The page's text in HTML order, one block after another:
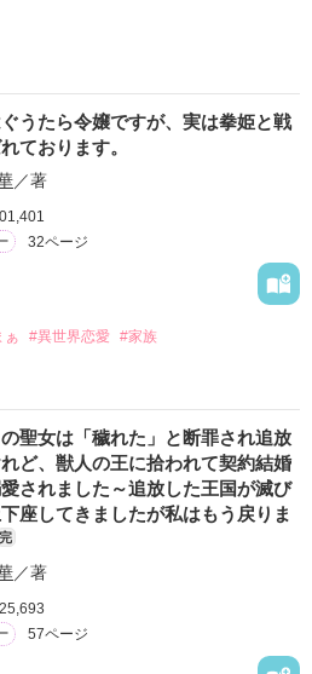
したシャロンが出会ったのは、武
教えてもらい。
品を読む
支えてきた侯爵令嬢であるセレス
してきた彼女だったが、愛人に溺
され、反逆の濡れ衣を着せられて
狙われたセレスティアは、一人の
に救われる。
だ人としての強さと優しさを尊重
した王太子と王妃、貴族たちは、
と真の愛と幸せな居場所の物語。
辿る、因果応報の末路の話であ
品を読む
うたら令嬢ですが、実は拳姫と戦
ております。
／著
32ページ
ぁ #異世界恋愛 #家族
無口な堅物騎士（中身：真面目）
と嘲笑される侯爵令嬢、レイリ
で無数の魔物を素手で殴り倒して
拳姫】である事は誰も知らない。
に婚約破棄を言い渡される。
して「王族にふさわしくない行
ないでっち上げ。
聖女は「穢れた」と断罪され追放
ど、獣人の王に拾われて契約結婚
されました～追放した王国が滅び
座してきましたが私はもう戻りま
完
／著
57ページ